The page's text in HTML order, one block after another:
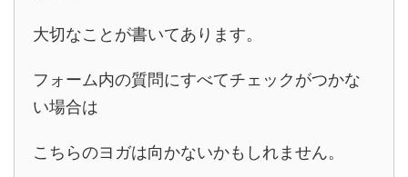
大切なことが書いてあります。
フォーム内の質問にすべてチェックがつかな
い場合は
こちらのヨガは向かないかもしれません。